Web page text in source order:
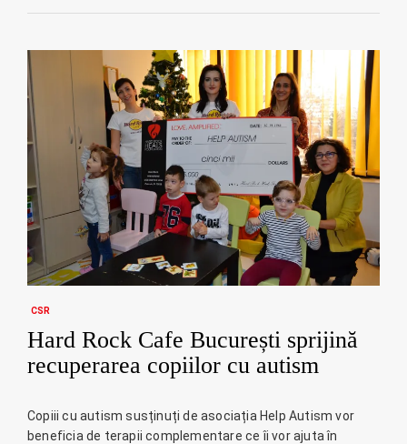
CSR
Hard Rock Cafe București sprijină
recuperarea copiilor cu autism
Copiii cu autism susținuți de asociația Help Autism vor
beneficia de terapii complementare ce îi vor ajuta în